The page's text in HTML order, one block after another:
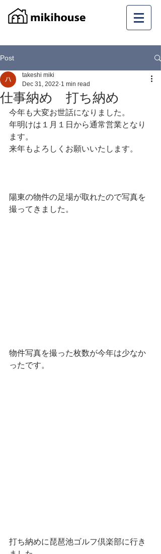
Post
仕事納め 打ち納め
takeshi miki
Dec 31, 2022 1 min read
今年も大変お世話になりました。
年明けは１月１日から通常営業となり
ます。
来年もよろしくお願いいたします。
陽東の物件の足場が取れたので写真を
撮ってきました。
物件写真を撮った枚数が今年は少なか
ったです。
打ち納めに琵琶池ゴルフ倶楽部に行き